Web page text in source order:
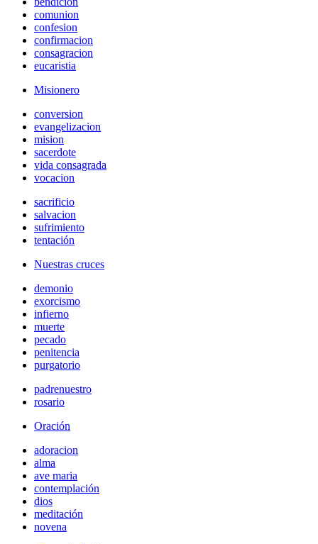
comunion
confesion
confirmacion
consagracion
eucaristia
Misionero
conversion
evangelizacion
mision
sacerdote
vida consagrada
vocacion
sacrificio
salvacion
sufrimiento
tentación
Nuestras cruces
demonio
exorcismo
infierno
muerte
pecado
penitencia
purgatorio
padrenuestro
rosario
Oración
adoracion
alma
ave maria
contemplación
dios
meditación
novena